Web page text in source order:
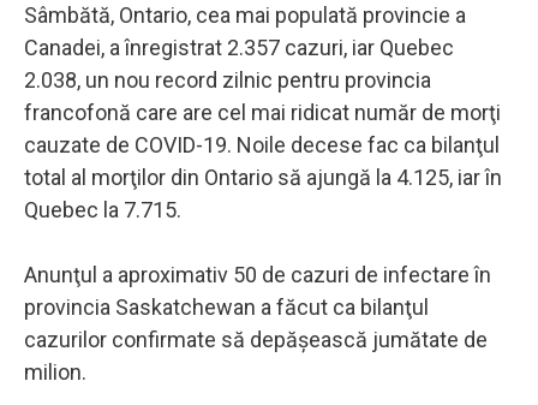
Sâmbătă, Ontario, cea mai populată provincie a
Canadei, a înregistrat 2.357 cazuri, iar Quebec
2.038, un nou record zilnic pentru provincia
francofonă care are cel mai ridicat număr de morţi
cauzate de COVID-19. Noile decese fac ca bilanţul
total al morţilor din Ontario să ajungă la 4.125, iar în
Quebec la 7.715.
Anunţul a aproximativ 50 de cazuri de infectare în
provincia Saskatchewan a făcut ca bilanţul
cazurilor confirmate să depăşească jumătate de
milion.